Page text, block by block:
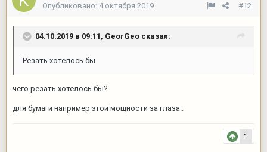
#12
Опубликовано: 4 октября 2019
04.10.2019 в 09:11, GeorGeo сказал:
Резать хотелось бы
чего резать хотелось бы?
для бумаги например этой мощности за глаза..
1